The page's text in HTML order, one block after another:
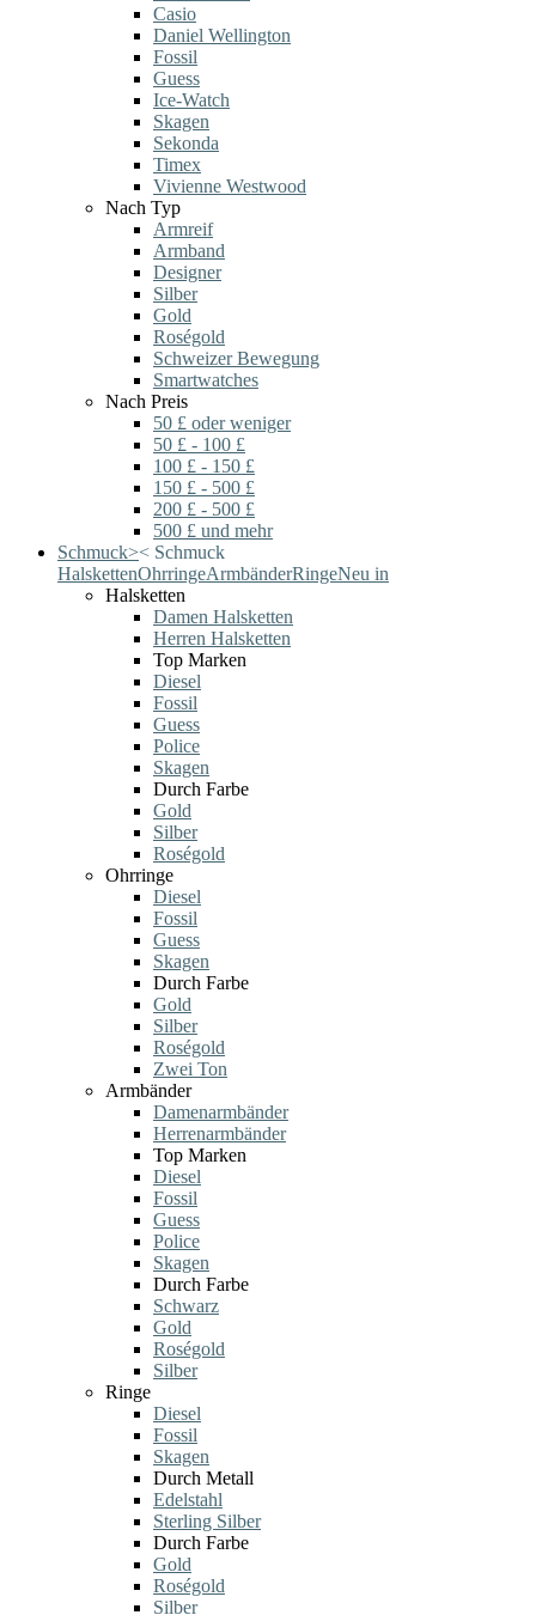
Casio
Daniel Wellington
Fossil
Guess
Ice-Watch
Skagen
Sekonda
Timex
Vivienne Westwood
Nach Typ
Armreif
Armband
Designer
Silber
Gold
Roségold
Schweizer Bewegung
Smartwatches
Nach Preis
50 £ oder weniger
50 £ - 100 £
100 £ - 150 £
150 £ - 500 £
200 £ - 500 £
500 £ und mehr
Schmuck>< Schmuck
HalskettenOhrringeArmbänderRingeNeu in
Halsketten
Damen Halsketten
Herren Halsketten
Top Marken
Diesel
Fossil
Guess
Police
Skagen
Durch Farbe
Gold
Silber
Roségold
Ohrringe
Diesel
Fossil
Guess
Skagen
Durch Farbe
Gold
Silber
Roségold
Zwei Ton
Armbänder
Damenarmbänder
Herrenarmbänder
Top Marken
Diesel
Fossil
Guess
Police
Skagen
Durch Farbe
Schwarz
Gold
Roségold
Silber
Ringe
Diesel
Fossil
Skagen
Durch Metall
Edelstahl
Sterling Silber
Durch Farbe
Gold
Roségold
Silber